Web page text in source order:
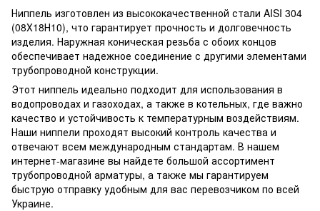
Ниппель изготовлен из высококачественной стали AISI 304
(08Х18Н10), что гарантирует прочность и долговечность
изделия. Наружная коническая резьба с обоих концов
обеспечивает надежное соединение с другими элементами
трубопроводной конструкции.
Этот ниппель идеально подходит для использования в
водопроводах и газоходах, а также в котельных, где важно
качество и устойчивость к температурным воздействиям.
Наши ниппели проходят высокий контроль качества и
отвечают всем международным стандартам. В нашем
интернет-магазине вы найдете большой ассортимент
трубопроводной арматуры, а также мы гарантируем
быструю отправку удобным для вас перевозчиком по всей
Украине.